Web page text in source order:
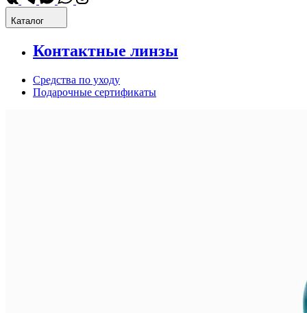
Каталог
Контактные линзы
Средства по уходу
Подарочные сертификаты